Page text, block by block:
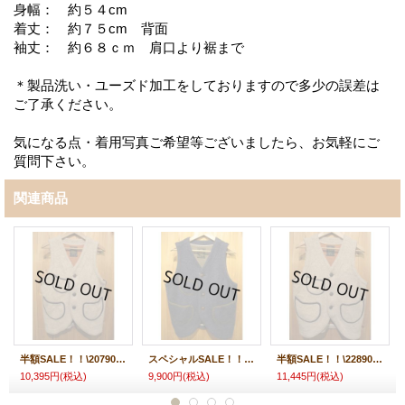
身幅： 約５４cm
着丈： 約７５cm 背面
袖丈： 約６８ｃｍ 肩口より裾まで
＊製品洗い・ユーズド加工をしておりますので多少の誤差は
ご了承ください。
気になる点・着用写真ご希望等ございましたら、お気軽にご
質問下さい。
関連商品
半額SALE！！\20790→\10395 ！Gypsy & sons BF ラグベスト (無地)
10,395円(税込)
スペシャルSALE！！\20790→\9900 ！Gypsy & sons BF ラグベスト NAVY
9,900円(税込)
半額SALE！！\22890→\11445 ！Gypsy & sons BF ラグベスト (PT)
11,445円(税込)